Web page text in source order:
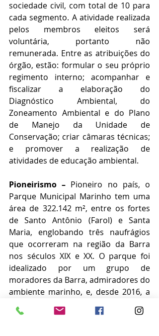
sociedade civil, com total de 10 para
cada segmento. A atividade realizada
pelos membros eleitos será
voluntária, portanto não
remunerada. Entre as atribuições do
órgão, estão: formular o seu próprio
regimento interno; acompanhar e
fiscalizar a elaboração do
Diagnóstico Ambiental, do
Zoneamento Ambiental e do Plano
de Manejo da Unidade de
Conservação; criar câmaras técnicas;
e promover a realização de
atividades de educação ambiental.
Pioneirismo – Pioneiro no país, o
Parque Municipal Marinho tem uma
área de 322.142 m², entre os fortes
de Santo Antônio (Farol) e Santa
Maria, englobando três naufrágios
que ocorreram na região da Barra
nos séculos XIX e XX. O parque foi
idealizado por um grupo de
moradores da Barra, admiradores do
ambiente marinho, e, desde 2016, a
sua criação é apoiada pela prefeitura
através da Secretaria de